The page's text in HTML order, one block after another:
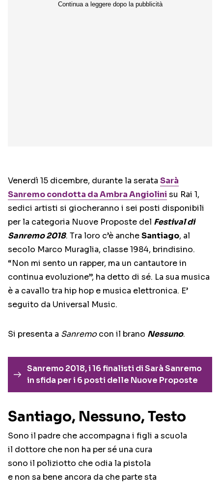
Venerdì 15 dicembre, durante la serata Sarà
Sanremocondotta da Ambra Angiolini su Rai 1,
sedici artisti si giocheranno i sei posti disponibili
per la categoria Nuove Proposte del Festival di
Sanremo 2018. Tra loro c’è ancheSantiago, al
secolo Marco Muraglia, classe 1984, brindisino.
“Non mi sento un rapper, ma un cantautore in
continua evoluzione”, ha detto di sé. La sua musica
è a cavallo tra hip hop e musica elettronica. E’
seguito da Universal Music.
Si presenta a Sanremocon il brano Nessuno.
Sanremo 2018, i 16 finalisti di Sarà Sanremo
in sfida per i 6 posti delle Nuove Proposte
Santiago, Nessuno, Testo
Sono il padre che accompagna i figli a scuola
il dottore che non ha per sé una cura
sono il poliziotto che odia la pistola
e non sa bene ancora da che parte sta